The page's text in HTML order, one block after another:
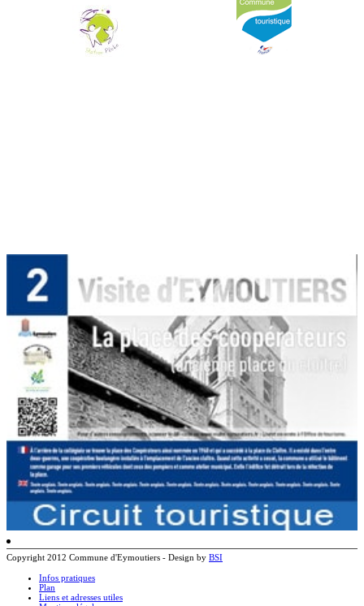
Copyright 2012 Commune d'Eymoutiers - Design by BSI
Infos pratiques
Plan
Liens et adresses utiles